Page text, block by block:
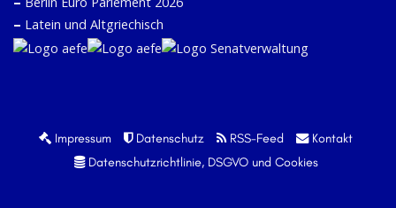
– Latein und Altgriechisch
Impressum Datenschutz RSS-Feed
Kontakt
Datenschutzrichtlinie, DSGVO und Cookies